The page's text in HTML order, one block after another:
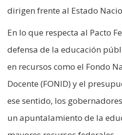
dirigen frente al Estado
En lo que respecta al Pacto
defensa de la educación
en recursos como el Fondo
Docente (FONID) y el
ese sentido, los
un apuntalamiento de la